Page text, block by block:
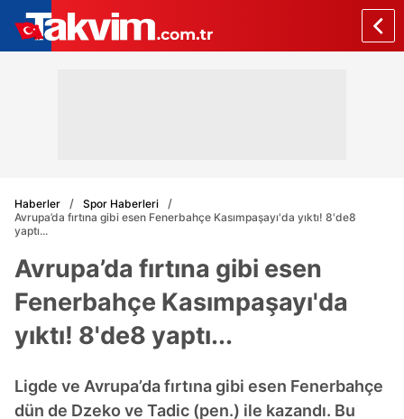
Haberler
Spor Haberleri
Avrupa’da fırtına gibi esen Fenerbahçe Kasımpaşayı'da yıktı! 8'de8
yaptı...
Avrupa’da fırtına gibi esen
Fenerbahçe Kasımpaşayı'da
yıktı! 8'de8 yaptı...
Ligde ve Avrupa’da fırtına gibi esen Fenerbahçe
dün de Dzeko ve Tadic (pen.) ile kazandı. Bu